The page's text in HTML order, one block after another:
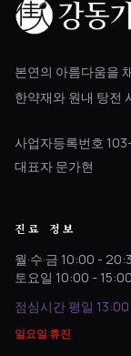
본연의 아름다움을
한약재와 원내 탕전
사업자등록번호
대표자 문가현
진료 정보
월·수·금 10:00 -
토요일 10:00 - 15:00
점심시간 평일
일요일 휴진